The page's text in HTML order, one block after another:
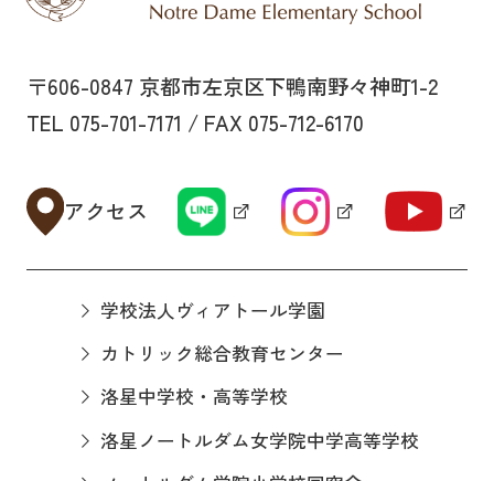
〒606-0847 京都市左京区下鴨南野々神町1-2
TEL 075-701-7171 / FAX 075-712-6170
アクセス
学校法人ヴィアトール学園
カトリック総合教育センター
洛星中学校・高等学校
洛星ノートルダム女学院中学高等学校